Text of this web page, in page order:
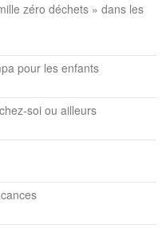
zéro déchets » dans les
pour les enfants
soi ou ailleurs